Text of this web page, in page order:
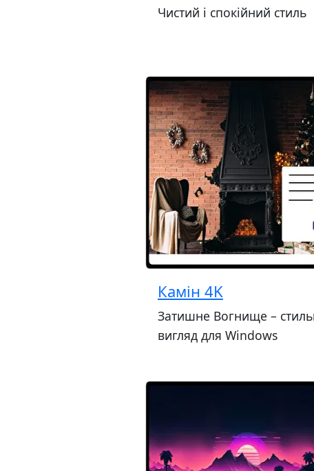
Чистий і спокійний стиль
Камін 4K
Затишне Вогнище –
вигляд для Windows